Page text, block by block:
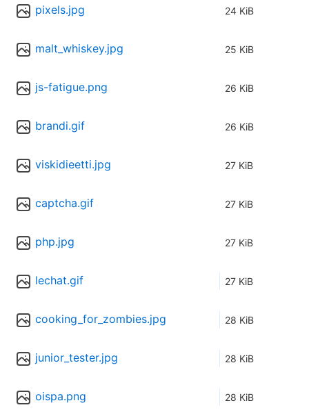
pixels.jpg 24 KiB
malt_whiskey.jpg 25 KiB
js-fatigue.png 26 KiB
brandi.gif 26 KiB
viskidieetti.jpg 27 KiB
captcha.gif 27 KiB
php.jpg 27 KiB
lechat.gif 27 KiB
cooking_for_zombies.jpg 28 KiB
junior_tester.jpg 28 KiB
oispa.png 28 KiB